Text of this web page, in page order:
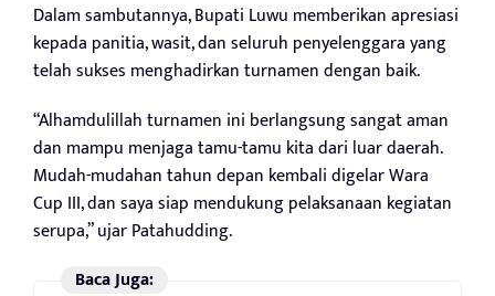
Dalam sambutannya, Bupati Luwu memberikan apresiasi
kepada panitia, wasit, dan seluruh penyelenggara yang
telah sukses menghadirkan turnamen dengan baik.
“Alhamdulillah turnamen ini berlangsung sangat aman
dan mampu menjaga tamu-tamu kita dari luar daerah.
Mudah-mudahan tahun depan kembali digelar Wara
Cup III, dan saya siap mendukung pelaksanaan kegiatan
serupa,” ujar Patahudding.
Baca Juga: